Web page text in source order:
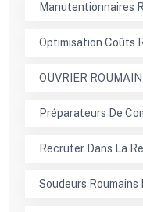
Manutentionnaires
Optimisation Coûts
OUVRIER ROUMAIN
Préparateurs De
Recruter Dans La
Soudeurs Roumains